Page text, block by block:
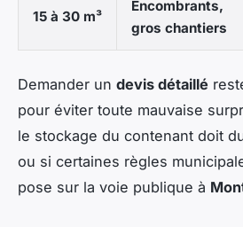
15 à 30 m³
Encombrants,
gros chantiers
Demander un devis détaillé
pour éviter toute mauvaise
le stockage du contenant doit
ou si certaines règles
pose sur la voie publique à